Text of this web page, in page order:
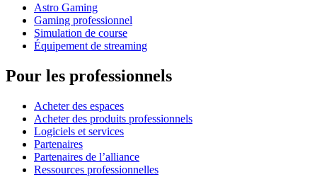
Astro Gaming
Gaming professionnel
Simulation de course
Équipement de streaming
Pour les professionnels
Acheter des espaces
Acheter des produits professionnels
Logiciels et services
Partenaires
Partenaires de l’alliance
Ressources professionnelles